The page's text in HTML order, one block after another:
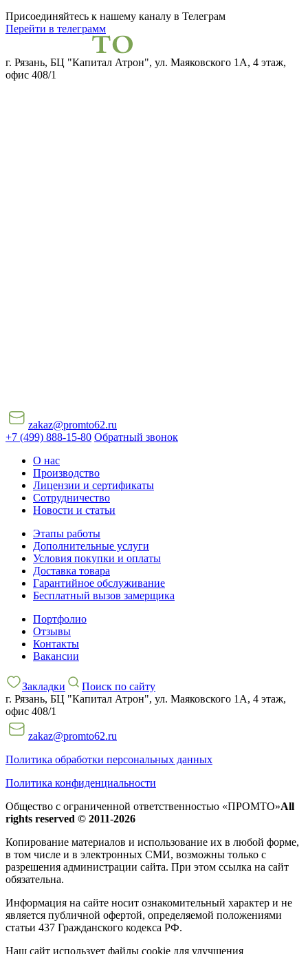
Присоединяйтесь к нашему каналу в Телеграм
Перейти в телеграмм
г. Рязань, БЦ "Капитал Атрон", ул. Маяковского 1А, 4 этаж,
офис 408/1
zakaz@promto62.ru
+7 (499) 888-15-80 Обратный звонок
О нас
Производство
Лицензии и сертификаты
Сотрудничество
Новости и статьи
Этапы работы
Дополнительные услуги
Условия покупки и оплаты
Доставка товара
Гарантийное обслуживание
Бесплатный вызов замерщика
Портфолио
Отзывы
Контакты
Вакансии
Закладки
Поиск по сайту
г. Рязань, БЦ "Капитал Атрон", ул. Маяковского 1А, 4 этаж,
офис 408/1
zakaz@promto62.ru
Политика обработки персональных данных
Политика конфиденциальности
Общество с ограниченной ответственностью «ПРОМТО»All
rights reserved © 2011-2026
Копирование материалов и использование их в любой форме,
в том числе и в электронных СМИ, возможны только c
разрешения администрации сайта. При этом ссылка на сайт
обязательна.
Информация на сайте носит ознакомительный характер и не
является публичной офертой, определяемой положениями
статьи 437 Гражданского кодекса РФ.
Наш сайт использует файлы cookie для улучшения